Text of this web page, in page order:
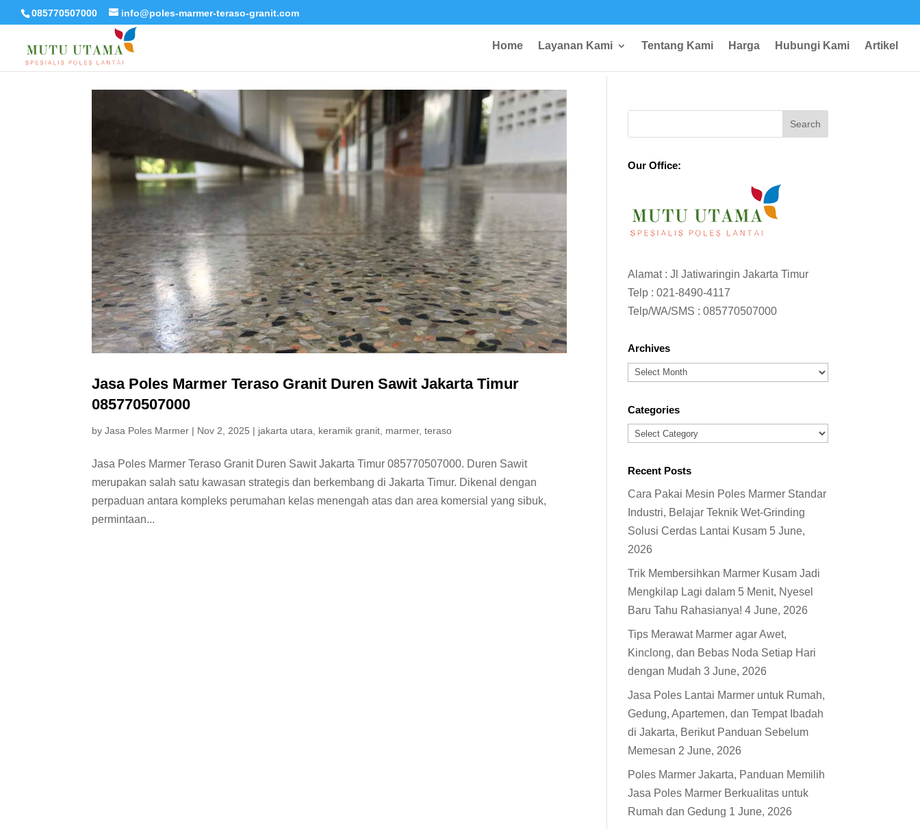
085770507000 info@poles-marmer-teraso-granit.com
Home Layanan Kami Tentang Kami Harga Hubungi Kami Artikel
Jasa Poles Marmer Teraso Granit Duren Sawit Jakarta Timur
085770507000
byJasa Poles Marmer | Nov 2, 2025 | jakarta utara, keramik granit, marmer,teraso
Jasa Poles Marmer Teraso Granit Duren Sawit Jakarta Timur 085770507000. Duren Sawit
merupakan salah satu kawasan strategis dan berkembang di Jakarta Timur. Dikenal dengan
perpaduan antara kompleks perumahan kelas menengah atas dan area komersial yang sibuk,
permintaan...
Our Office:
Alamat : Jl Jatiwaringin Jakarta Timur
Telp :021-8490-4117
Telp/WA/SMS :085770507000
Archives
Archives
Categories
Categories
Recent Posts
Cara Pakai Mesin Poles Marmer Standar
Industri, Belajar Teknik Wet-Grinding
Solusi Cerdas Lantai Kusam 5 June,
2026
Trik Membersihkan Marmer Kusam Jadi
Mengkilap Lagi dalam 5 Menit, Nyesel
Baru Tahu Rahasianya! 4 June, 2026
Tips Merawat Marmer agar Awet,
Kinclong, dan Bebas Noda Setiap Hari
dengan Mudah 3 June, 2026
Jasa Poles Lantai Marmer untuk Rumah,
Gedung, Apartemen, dan Tempat Ibadah
di Jakarta, Berikut Panduan Sebelum
Memesan 2 June, 2026
Poles Marmer Jakarta, Panduan Memilih
Jasa Poles Marmer Berkualitas untuk
Rumah dan Gedung 1 June, 2026